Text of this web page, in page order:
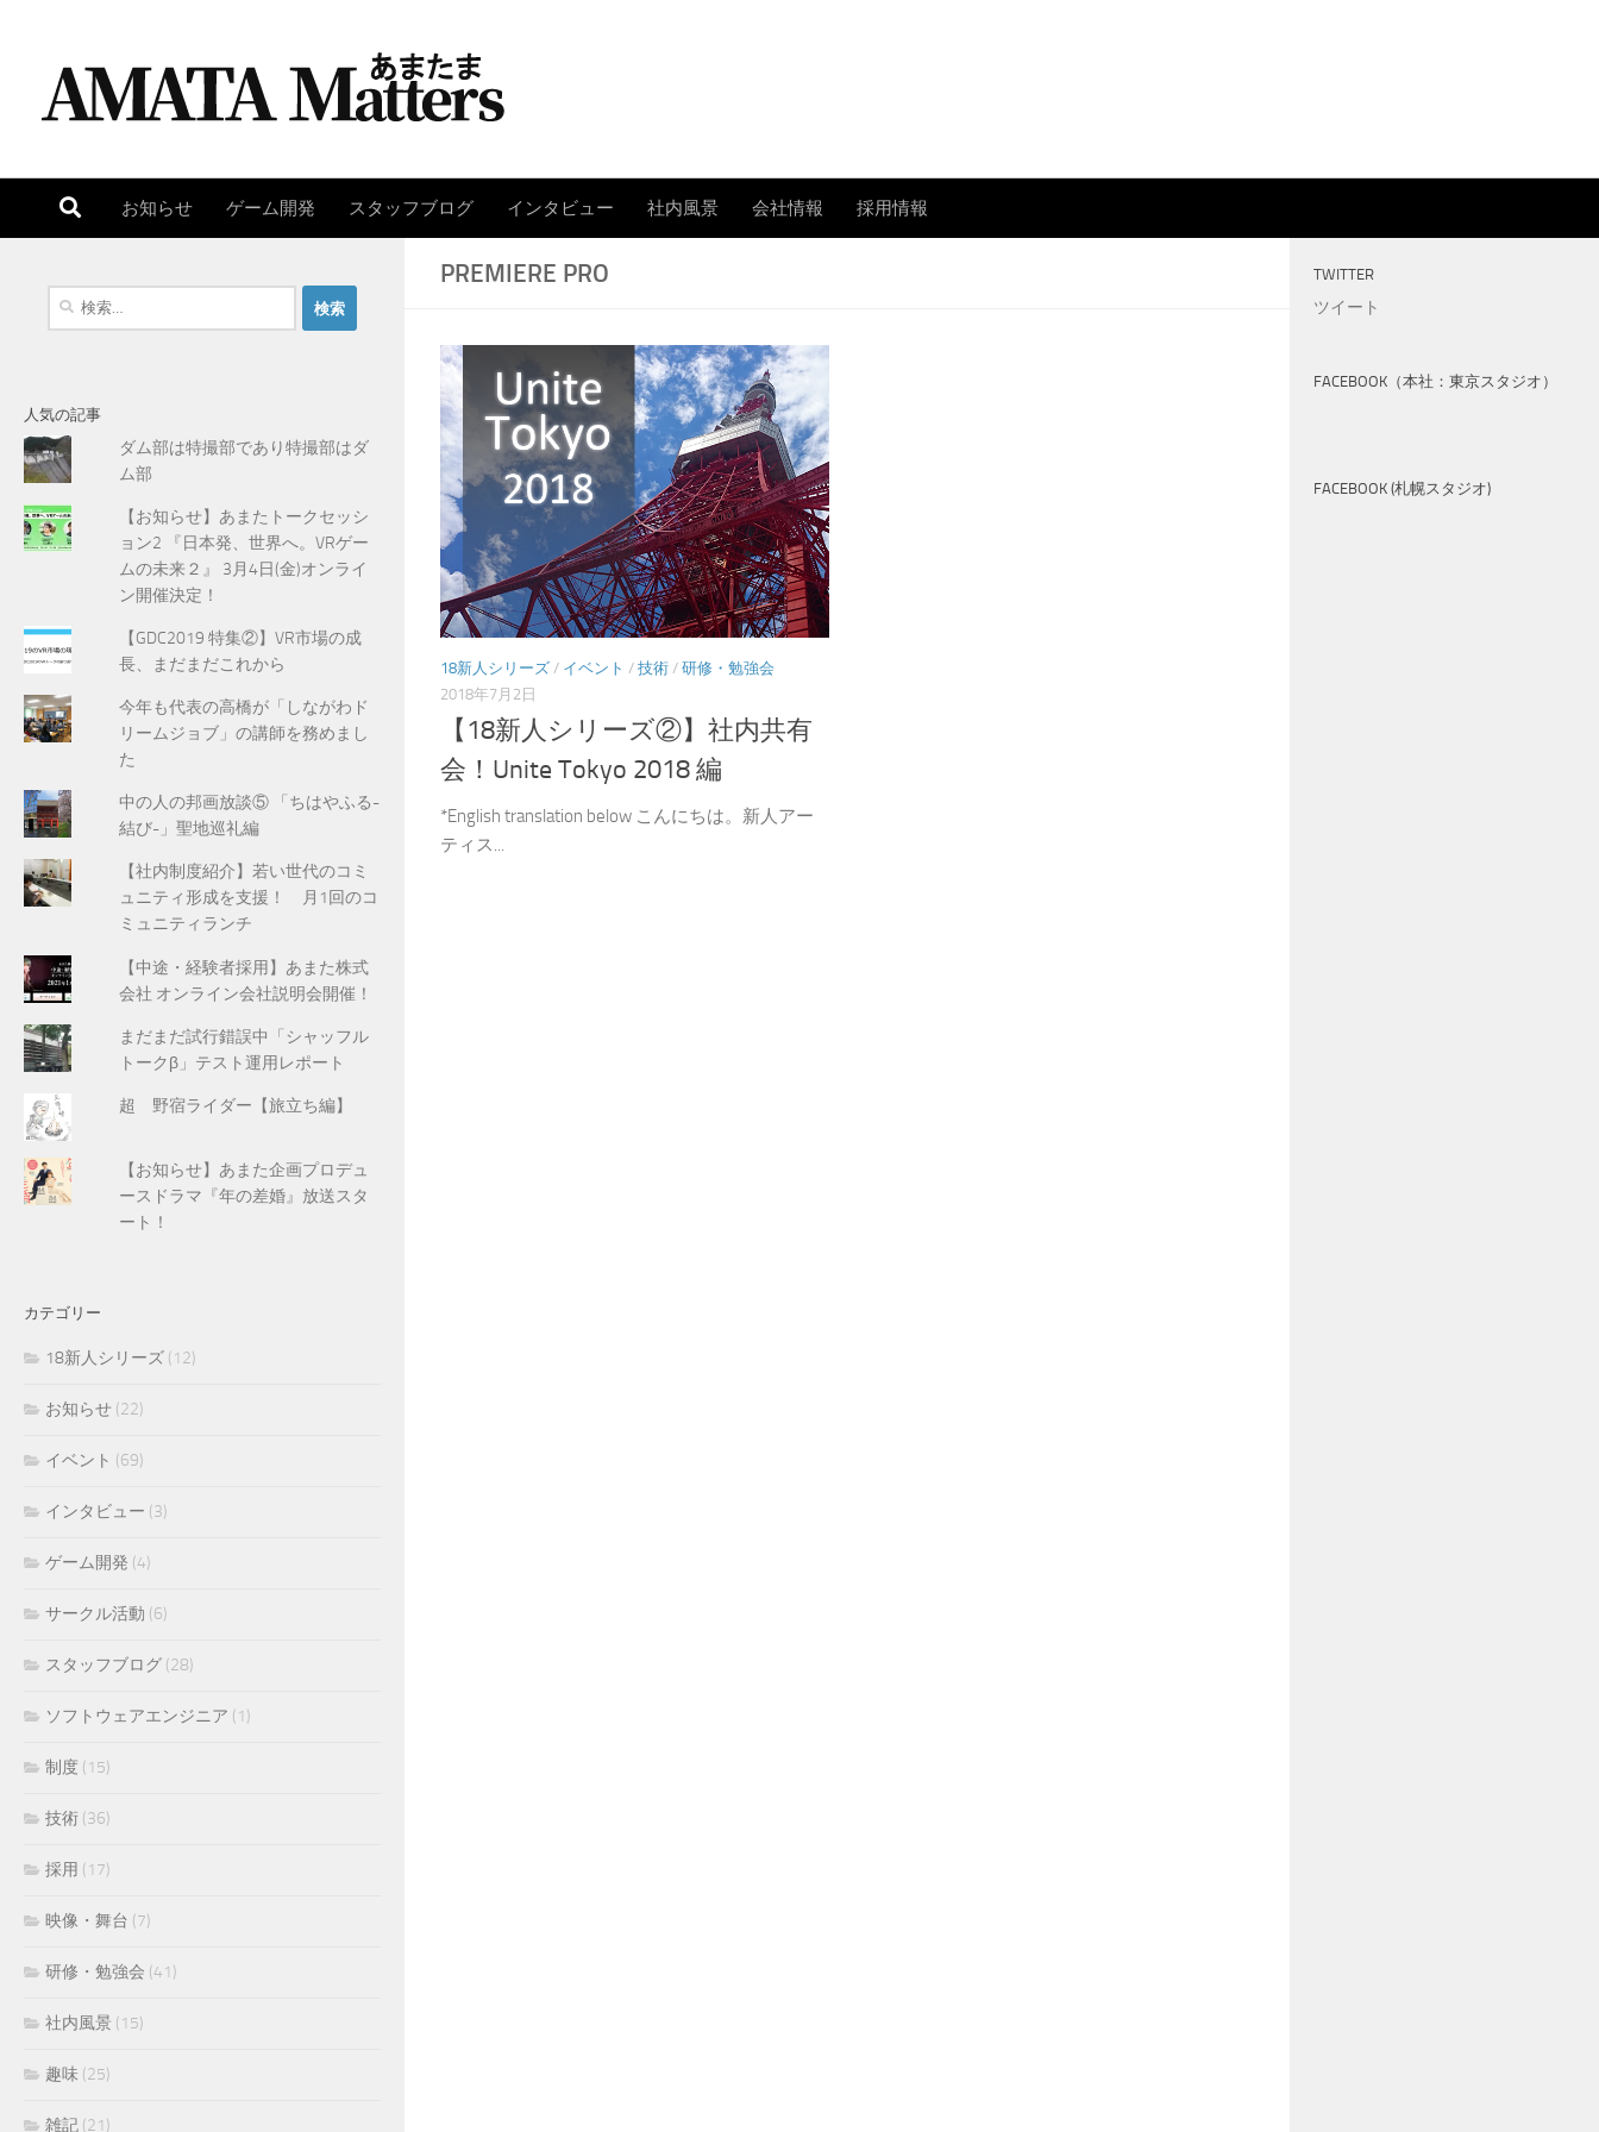
お知らせ ゲーム開発 スタッフブログ インタビュー 社内風景 会社情報 採用情報
PREMIERE PRO
18新人シリーズ / イベント / 技術 / 研修・勉強会
2018年7月2日
【18新人シリーズ②】社内共有
会！Unite Tokyo 2018 編
*English translation below こんにちは。新人アー
ティス...
検
人気の記事
ダム部は特撮部であり特撮部はダ
ム部
【お知らせ】あまたトークセッシ
ョン2 『日本発、世界へ。VRゲー
ムの未来２』 3月4日(金)オンライ
ン開催決定！
【GDC2019 特集②】VR市場の成
長、まだまだこれから
今年も代表の高橋が「しながわド
リームジョブ」の講師を務めまし
た
中の人の邦画放談⑤ 「ちはやふる-
結び-」聖地巡礼編
【社内制度紹介】若い世代のコミ
ュニティ形成を支援！ 月1回のコ
ミュニティランチ
【中途・経験者採用】あまた株式
会社 オンライン会社説明会開催！
まだまだ試行錯誤中「シャッフル
トークβ」テスト運用レポート
超 野宿ライダー【旅立ち編】
【お知らせ】あまた企画プロデュ
ースドラマ『年の差婚』放送スタ
ート！
カテゴリー
18新人シリーズ (12)
お知らせ (22)
イベント (69)
インタビュー (3)
ゲーム開発 (4)
サークル活動 (6)
スタッフブログ (28)
ソフトウェアエンジニア (1)
制度 (15)
技術 (36)
採用 (17)
映像・舞台 (7)
研修・勉強会 (41)
社内風景 (15)
趣味 (25)
雑記 (21)
TWITTER
ツイート
FACEBOOK（本社：東京スタジオ）
FACEBOOK (札幌スタジオ)